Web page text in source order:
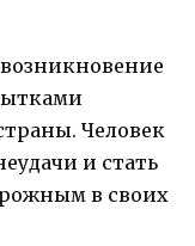
Человек
и стать
в своих